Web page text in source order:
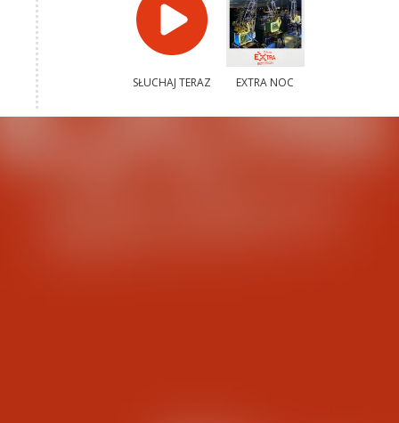
SŁUCHAJ TERAZ EXTRA NOC